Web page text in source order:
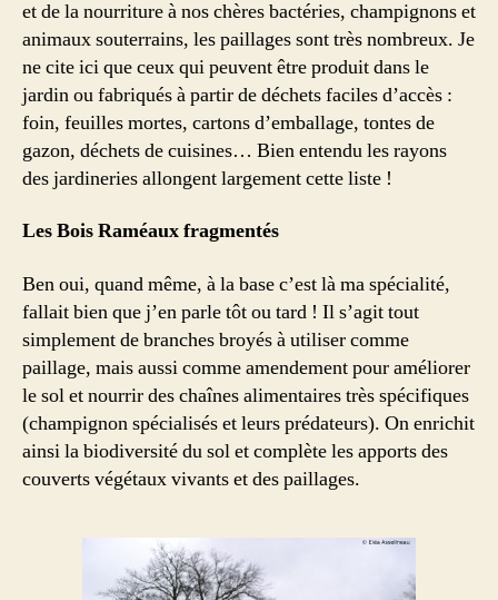
et de la nourriture à nos chères bactéries, champignons et
animaux souterrains, les paillages sont très nombreux. Je
ne cite ici que ceux qui peuvent être produit dans le
jardin ou fabriqués à partir de déchets faciles d’accès :
foin, feuilles mortes, cartons d’emballage, tontes de
gazon, déchets de cuisines… Bien entendu les rayons
des jardineries allongent largement cette liste !
Les Bois Raméaux fragmentés
Ben oui, quand même, à la base c’est là ma spécialité,
fallait bien que j’en parle tôt ou tard ! Il s’agit tout
simplement de branches broyés à utiliser comme
paillage, mais aussi comme amendement pour améliorer
le sol et nourrir des chaînes alimentaires très spécifiques
(champignon spécialisés et leurs prédateurs). On enrichit
ainsi la biodiversité du sol et complète les apports des
couverts végétaux vivants et des paillages.